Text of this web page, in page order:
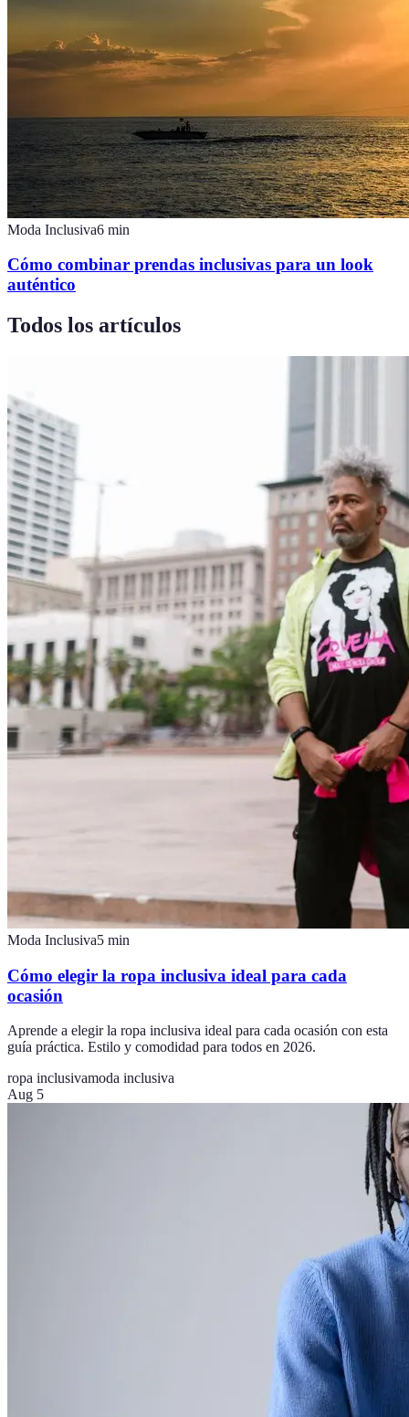
Moda Inclusiva6 min
Cómo combinar prendas inclusivas para un look
auténtico
Todos los artículos
Moda Inclusiva5 min
Cómo elegir la ropa inclusiva ideal para cada
ocasión
Aprende a elegir la ropa inclusiva ideal para cada ocasión con esta
guía práctica. Estilo y comodidad para todos en 2026.
ropa inclusivamoda inclusiva
Aug 5